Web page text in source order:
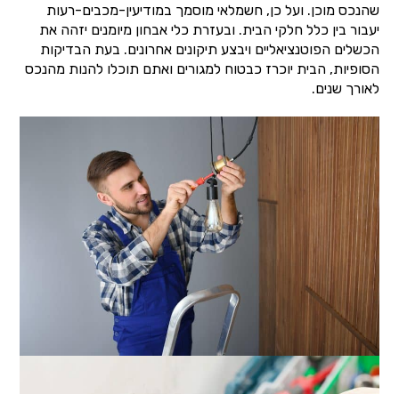
שהנכס מוכן. ועל כן, חשמלאי מוסמך במודיעין-מכבים-רעות
יעבור בין כלל חלקי הבית. ובעזרת כלי אבחון מיומנים יזהה את
הכשלים הפוטנציאליים ויבצע תיקונים אחרונים. בעת הבדיקות
הסופיות, הבית יוכרז כבטוח למגורים ואתם תוכלו להנות מהנכס
לאורך שנים.